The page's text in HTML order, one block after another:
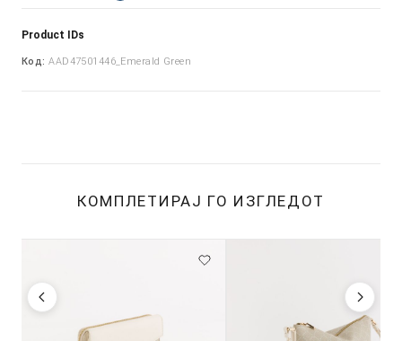
Product IDs
Код: AAD47501446_Emerald Green
КОМПЛЕТИРАЈ ГО ИЗГЛЕДОТ